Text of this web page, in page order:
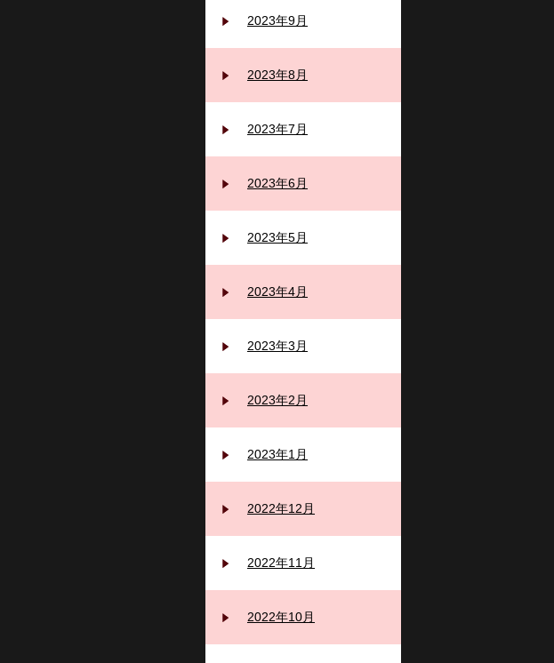
2023年9月
2023年8月
2023年7月
2023年6月
2023年5月
2023年4月
2023年3月
2023年2月
2023年1月
2022年12月
2022年11月
2022年10月